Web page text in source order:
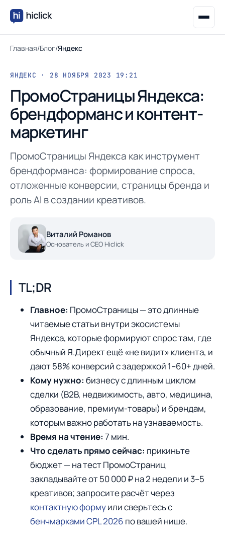
Главная/Блог/Яндекс
ЯНДЕКС · 28 НОЯБРЯ 2023 19:21
ПромоСтраницы Яндекса:
брендформанс и контент-
маркетинг
ПромоСтраницы Яндекса как инструмент
брендформанса: формирование спроса,
отложенные конверсии, страницы бренда и
роль AI в создании креативов.
Виталий Романов
Основатель и CEO Hiclick
TL;DR
Главное: ПромоСтраницы — это длинные
читаемые статьи внутри экосистемы
Яндекса, которые формируют спрос там, где
обычный Я.Директ ещё «не видит» клиента, и
дают 58% конверсий с задержкой 1–60+ дней.
Кому нужно: бизнесу с длинным циклом
сделки (B2B, недвижимость, авто, медицина,
образование, премиум-товары) и брендам,
которым важно работать на узнаваемость.
Время на чтение: 7 мин.
Что сделать прямо сейчас: прикиньте
бюджет — на тест ПромоСтраниц
закладывайте от 50 000 ₽ на 2 недели и 3–5
креативов; запросите расчёт через
контактную формуили сверьтесь с
бенчмарками CPL 2026 по вашей нише.